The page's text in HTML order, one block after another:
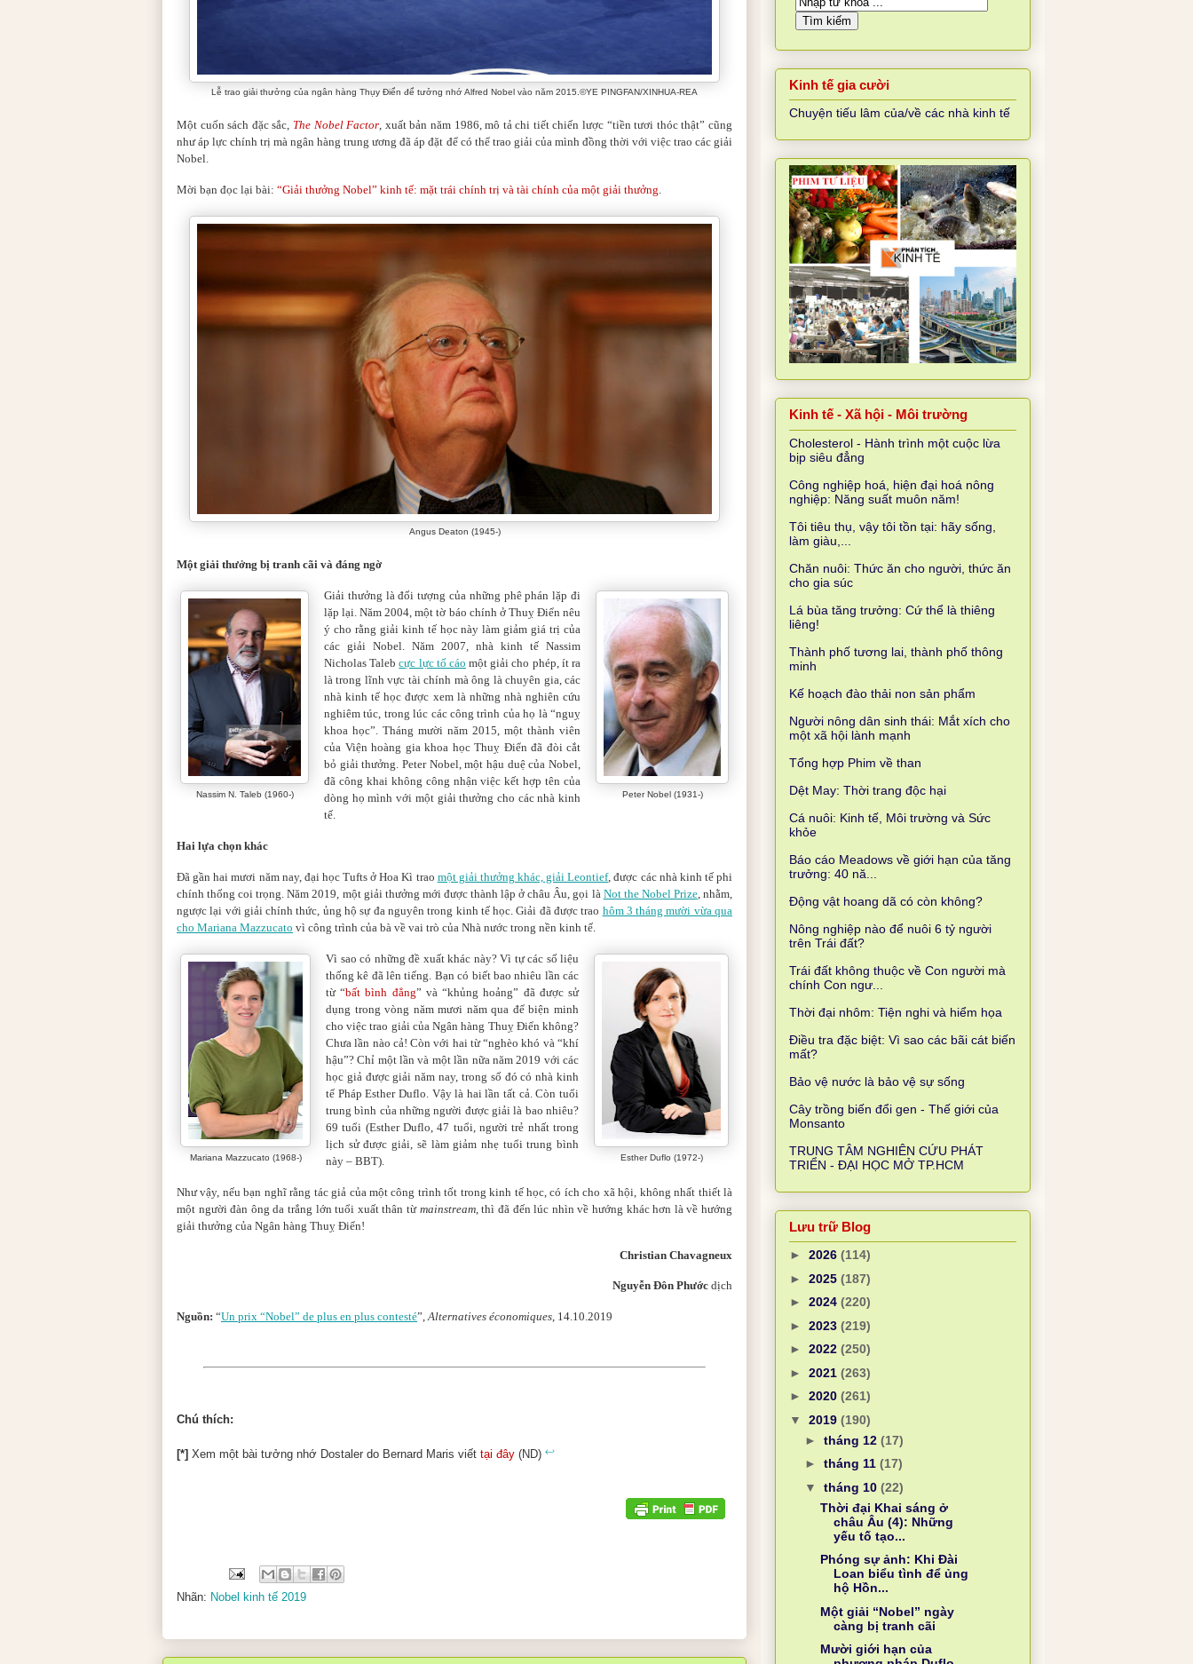
Lễ trao giải thưởng của ngân hàng Thụy Điển để tưởng nhớ Alfred Nobel vào năm 2015.©YE PINGFAN/XINHUA-REA
Một cuốn sách đặc sắc, The Nobel Factor, xuất bản năm 1986, mô tả chi tiết chiến lược “tiền tươi thóc thật” cũng
như áp lực chính trị mà ngân hàng trung ương đã áp đặt để có thể trao giải của mình đồng thời với việc trao các giải
Nobel.
Mời bạn đọc lại bài: “Giải thưởng Nobel” kinh tế: mặt trái chính trị và tài chính của một giải thưởng.
Angus Deaton (1945-)
Một giải thưởng bị tranh cãi và đáng ngờ
Nassim N. Taleb (1960-) Peter Nobel (1931-)
Giải thưởng là đối tượng của những phê phán lặp đi
lặp lại. Năm 2004, một tờ báo chính ở Thuỵ Điển nêu
ý cho rằng giải kinh tế học này làm giảm giá trị của
các giải Nobel. Năm 2007, nhà kinh tế Nassim
Nicholas Talebcực lực tố cáo một giải cho phép, ít ra
là trong lĩnh vực tài chính mà ông là chuyên gia, các
nhà kinh tế học được xem là những nhà nghiên cứu
nghiêm túc, trong lúc các công trình của họ là “nguỵ
khoa học”. Tháng mười năm 2015, một thành viên
của Viện hoàng gia khoa học Thuỵ Điển đã đòi cắt
bỏ giải thưởng. Peter Nobel, một hậu duệ của Nobel,
đã công khai không công nhận việc kết hợp tên của
dòng họ mình với một giải thưởng cho các nhà kinh
tế.
Hai lựa chọn khác
Đã gần hai mươi năm nay, đại học Tufts ở Hoa Kì trao một giải thưởng khác, giải Leontief, được các nhà kinh tế phi
chính thống coi trọng. Năm 2019, một giải thưởng mới được thành lập ở châu Âu, gọi là Not the Nobel Prize, nhằm,
ngược lại với giải chính thức, ủng hộ sự đa nguyên trong kinh tế học. Giải đã được trao hôm 3 tháng mười vừa qua
cho Mariana Mazzucato vì công trình của bà về vai trò của Nhà nước trong nền kinh tế.
Mariana Mazzucato (1968-) Esther Duflo (1972-)
Vì sao có những đề xuất khác này? Vì tự các số liệu
thống kê đã lên tiếng. Bạn có biết bao nhiêu lần các
từ “bất bình đẳng” và “khủng hoảng” đã được sử
dụng trong vòng năm mươi năm qua để biện minh
cho việc trao giải của Ngân hàng Thuỵ Điển không?
Chưa lần nào cả! Còn với hai từ “nghèo khó và “khí
hậu”? Chỉ một lần và một lần nữa năm 2019 với các
học giả được giải năm nay, trong số đó có nhà kinh
tế Pháp Esther Duflo. Vậy là hai lần tất cả. Còn tuổi
trung bình của những người được giải là bao nhiêu?
69 tuổi (Esther Duflo, 47 tuổi, người trẻ nhất trong
lịch sử được giải, sẽ làm giảm nhẹ tuổi trung bình
này – BBT).
Như vậy, nếu bạn nghĩ rằng tác giả của một công trình tốt trong kinh tế học, có ích cho xã hội, không nhất thiết là
một người đàn ông da trắng lớn tuổi xuất thân từ mainstream, thì đã đến lúc nhìn về hướng khác hơn là về hướng
giải thưởng của Ngân hàng Thuỵ Điển!
Christian Chavagneux
Nguyễn Đôn Phước dịch
Nguồn: “Un prix “Nobel” de plus en plus contesté”,Alternatives économiques, 14.10.2019
Chú thích:
[*] Xem một bài tưởng nhớ Dostaler do Bernard Maris viết tại đây (ND) ↩
Nhãn: Nobel kinh tế 2019
Kinh tế gia cười
Chuyện tiếu lâm của/về các nhà kinh tế
Kinh tế - Xã hội - Môi trường
Cholesterol - Hành trình một cuộc lừa
bịp siêu đẳng
Công nghiệp hoá, hiện đại hoá nông
nghiệp: Năng suất muôn năm!
Tôi tiêu thụ, vậy tôi tồn tại: hãy sống,
làm giàu,...
Chăn nuôi: Thức ăn cho người, thức ăn
cho gia súc
Lá bùa tăng trưởng: Cứ thể là thiêng
liêng!
Thành phố tương lai, thành phố thông
minh
Kế hoạch đào thải non sản phẩm
Người nông dân sinh thái: Mắt xích cho
một xã hội lành mạnh
Tổng hợp Phim về than
Dệt May: Thời trang độc hại
Cá nuôi: Kinh tế, Môi trường và Sức
khỏe
Báo cáo Meadows về giới hạn của tăng
trưởng: 40 nă...
Động vật hoang dã có còn không?
Nông nghiệp nào để nuôi 6 tỷ người
trên Trái đất?
Trái đất không thuộc về Con người mà
chính Con ngư...
Thời đại nhôm: Tiện nghi và hiểm họa
Điều tra đặc biệt: Vì sao các bãi cát biến
mất?
Bảo vệ nước là bảo vệ sự sống
Cây trồng biến đổi gen - Thế giới của
Monsanto
TRUNG TÂM NGHIÊN CỨU PHÁT
TRIỂN - ĐẠI HỌC MỞ TP.HCM
Lưu trữ Blog
► 2026 (114)
► 2025 (187)
► 2024 (220)
► 2023 (219)
► 2022 (250)
► 2021 (263)
► 2020 (261)
▼ 2019 (190)
► tháng 12 (17)
► tháng 11 (17)
▼ tháng 10 (22)
Thời đại Khai sáng ở
châu Âu (4): Những
yếu tố tạo...
Phóng sự ảnh: Khi Đài
Loan biểu tình để ủng
hộ Hồn...
Một giải “Nobel” ngày
càng bị tranh cãi
Mười giới hạn của